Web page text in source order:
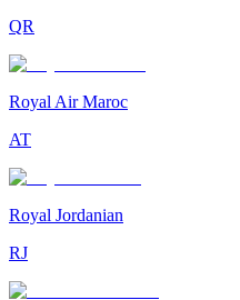
QR
Royal Air Maroc
AT
Royal Jordanian
RJ